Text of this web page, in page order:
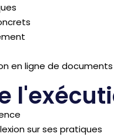
en ligne de
sur ses pratiques